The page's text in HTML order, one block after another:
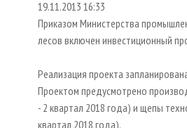
19.11.2013 16:33
Приказом Министерства
лесов включен инвестиционный
Реализация проекта
Проектом предусмотрено
- 2 квартал 2018 года) и щепы
квартал 2018 года).